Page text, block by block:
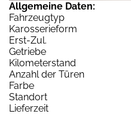
Allgemeine Daten:
Fahrzeugtyp
Karosserieform
Erst-Zul.
Getriebe
Kilometerstand
Anzahl der Türen
Farbe
Standort
Lieferzeit